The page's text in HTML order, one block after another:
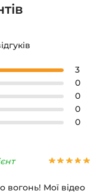
3
0
0
0
0
вогонь! Мої відео